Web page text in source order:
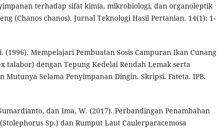
terhadap sifat kimia, mikrobiologi, dan organoleptik
(Chanos chanos). Jurnal Teknologi Hasil Pertanian. 14(1): 1-
(1996). Mempelajari Pembuatan Sosis Campuran Ikan Cunang
talabor) dengan Tepung Kedelai Rendah Lemak serta
Mutunya Selama Penyimpanan Dingin. Skripsi. Fateta. IPB.
dan Ima, W. (2017). Perbandingan Penambahan
Sp.) dan Rumput Laut Caulerparacemosa